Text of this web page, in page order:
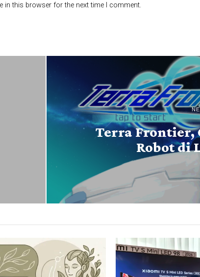
in this browser for the next time I comment.
Terra Frontier,
Robot di